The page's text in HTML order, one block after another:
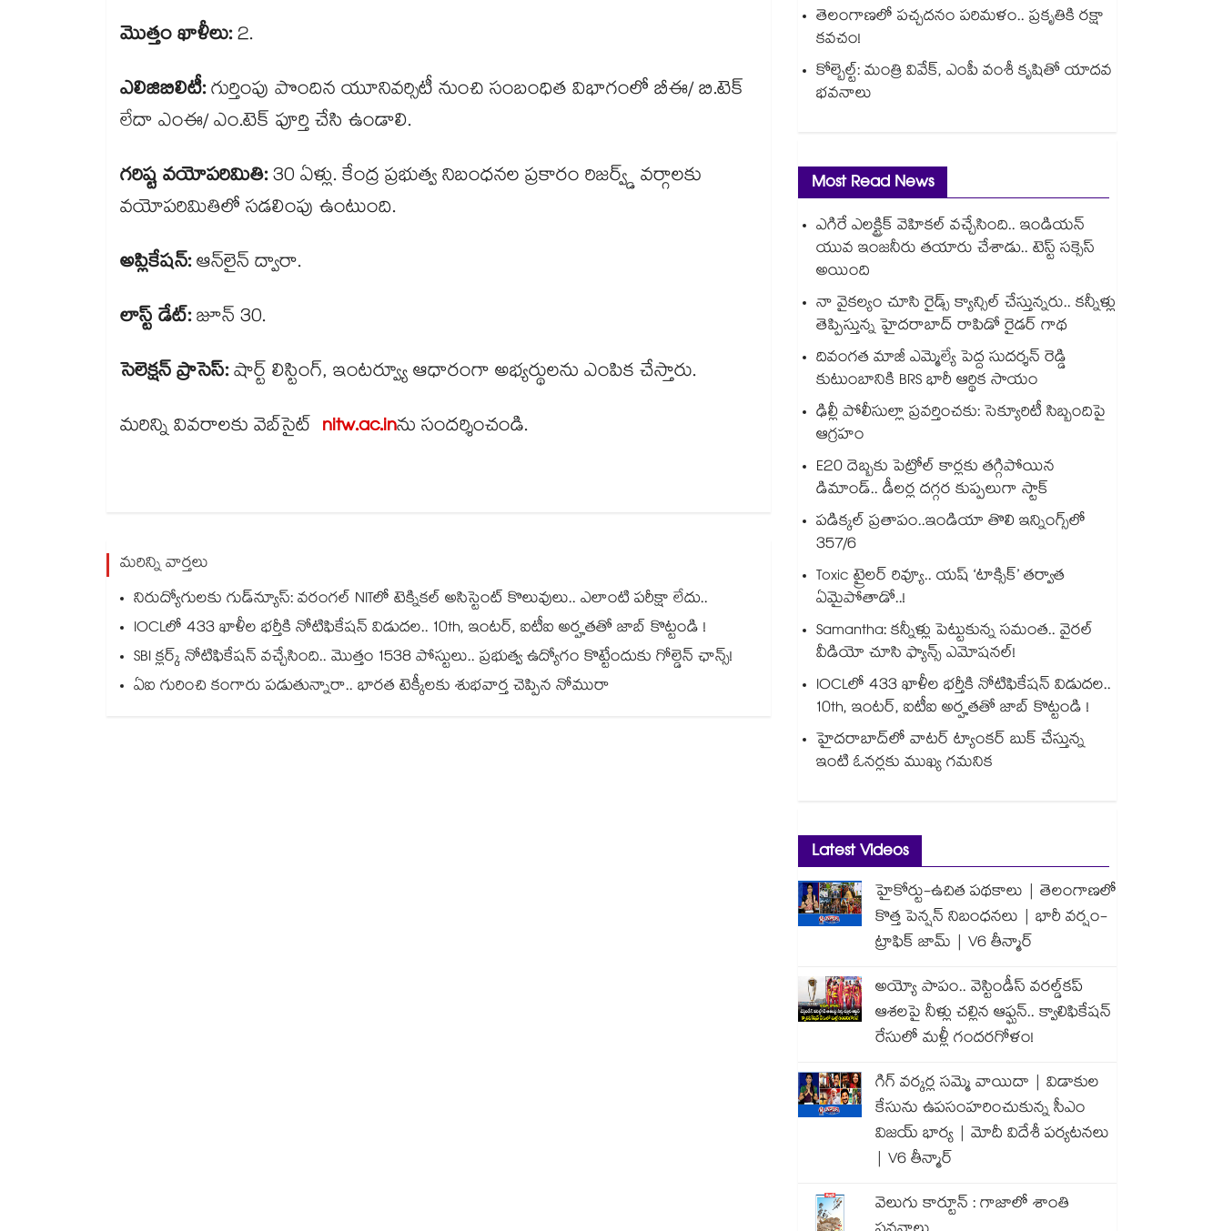
మొత్తం ఖాళీలు:2.
ఎలిజిబిలిటీ:గుర్తింపు పొందిన యూనివర్సిటీ నుంచి సంబంధిత విభాగంలో బీఈ/ బి.టెక్
లేదా ఎంఈ/ ఎం.టెక్ పూర్తి చేసి ఉండాలి.
గరిష్ట వయోపరిమితి:30 ఏళ్లు. కేంద్ర ప్రభుత్వ నిబంధనల ప్రకారం రిజర్వ్డ్ వర్గాలకు
వయోపరిమితిలో సడలింపు ఉంటుంది.
అప్లికేషన్:ఆన్​లైన్ ద్వారా.
లాస్ట్ డేట్:జూన్ 30.
సెలెక్షన్ ప్రాసెస్:షార్ట్ లిస్టింగ్, ఇంటర్వ్యూ ఆధారంగా అభ్యర్థులను ఎంపిక చేస్తారు.
మరిన్ని వివరాలకు వెబ్​సైట్ nitw.ac.inను సందర్శించండి.
మరిన్ని వార్తలు
నిరుద్యోగులకు గుడ్‌న్యూస్: వరంగల్ NITలో టెక్నికల్ అసిస్టెంట్ కొలువులు.. ఎలాంటి పరీక్షా లేదు..
IOCLలో 433 ఖాళీల భర్తీకి నోటిఫికేషన్ విడుదల.. 10th, ఇంటర్, ఐటీఐ అర్హతతో జాబ్ కొట్టండి !
SBI క్లర్క్ నోటిఫికేషన్ వచ్చేసింది.. మొత్తం 1538 పోస్టులు.. ప్రభుత్వ ఉద్యోగం కొట్టేందుకు గోల్డెన్ ఛాన్స్!
ఏఐ గురించి కంగారు పడుతున్నారా.. భారత టెక్కీలకు శుభవార్త చెప్పిన నోమురా
తెలంగాణలో పచ్చదనం పరిమళం.. ప్రకృతికి రక్షా
కవచం!
కోల్బెల్ట్: మంత్రి వివేక్, ఎంపీ వంశీ కృషితో యాదవ
భవనాలు
Most Read News
ఎగిరే ఎలక్ట్రిక్ వెహికల్ వచ్చేసింది.. ఇండియన్
యువ ఇంజనీరు తయారు చేశాడు.. టెస్ట్ సక్సెస్
అయింది
నా వైకల్యం చూసి రైడ్స్ క్యాన్సిల్ చేస్తున్నరు.. కన్నీళ్లు
తెప్పిస్తున్న హైదరాబాద్ రాపిడో రైడర్ గాథ
దివంగత మాజీ ఎమ్మెల్యే పెద్ద సుదర్శన్ రెడ్డి
కుటుంబానికి BRS భారీ ఆర్థిక సాయం
ఢిల్లీ పోలీసుల్లా ప్రవర్తించకు: సెక్యూరిటీ సిబ్బందిపై
ఆగ్రహం
E20 దెబ్బకు పెట్రోల్ కార్లకు తగ్గిపోయిన
డిమాండ్.. డీలర్ల దగ్గర కుప్పలుగా స్టాక్
పడిక్కల్‌‌ ప్రతాపం..ఇండియా తొలి ఇన్నింగ్స్‌‌లో
357/6
Toxic ట్రైలర్ రివ్యూ.. యష్ ‘టాక్సిక్’ తర్వాత
ఏమైపోతాడో..!
Samantha: కన్నీళ్లు పెట్టుకున్న సమంత.. వైరల్
వీడియో చూసి ఫ్యాన్స్ ఎమోషనల్!
IOCLలో 433 ఖాళీల భర్తీకి నోటిఫికేషన్ విడుదల..
10th, ఇంటర్, ఐటీఐ అర్హతతో జాబ్ కొట్టండి !
హైదరాబాద్⁪లో వాటర్ ట్యాంకర్ బుక్ చేస్తున్న
ఇంటి ఓనర్లకు ముఖ్య గమనిక
Latest Videos
హైకోర్టు-ఉచిత పథకాలు | తెలంగాణలో
కొత్త పెన్షన్ నిబంధనలు | భారీ వర్షం-
ట్రాఫిక్ జామ్ | V6 తీన్మార్
అయ్యో పాపం.. వెస్టిండీస్ వరల్డ్‌కప్
ఆశలపై నీళ్లు చల్లిన ఆఫ్ఘన్.. క్వాలిఫికేషన్
రేసులో మళ్లీ గందరగోళం!
గిగ్ వర్కర్ల సమ్మె వాయిదా | విడాకుల
కేసును ఉపసంహరించుకున్న సీఎం
విజయ్ భార్య | మోదీ విదేశీ పర్యటనలు
| V6 తీన్మార్
వెలుగు కార్టూన్ : గాజాలో శాంతి